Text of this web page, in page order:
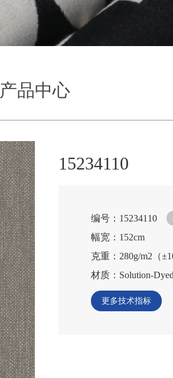
产品中心
15234110
编号：15234110
幅宽：152cm
克重：280g/m2（
材质：Solution-
更多技术指标